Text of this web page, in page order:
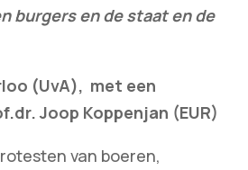
burgers en de staat en de
(UvA), met een
Joop Koppenjan (EUR)
van boeren,